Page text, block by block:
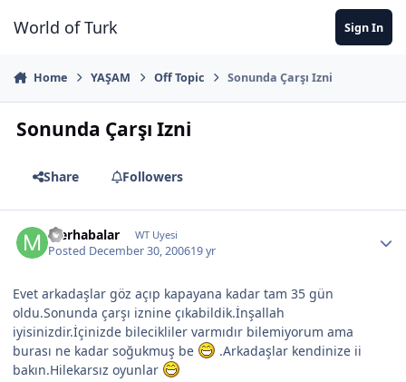
World of Turk Sign In
Home YAŞAM Off Topic Sonunda Çarşı Izni
Sonunda Çarşı Izni
Share Followers
Merhabalar WT Uyesi
Posted December 30, 200619 yr
Evet arkadaşlar göz açıp kapayana kadar tam 35 gün
oldu.Sonunda çarşı iznine çıkabildik.İnşallah
iyisinizdir.İçinizde bilecikliler varmıdır bilemiyorum ama
burası ne kadar soğukmuş be
.Arkadaşlar kendinize ii
bakın.Hilekarsız oyunlar